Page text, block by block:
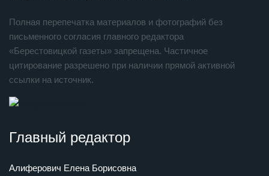
Полная перепечатка материалов и фотографий без
письменного согласия главного редактора
«Берестовицкой газеты» запрещена. Частичное
цитирование разрешено при наличии прямой активной
ссылки на источник.
Главный редактор
Алиферович Елена Борисовна